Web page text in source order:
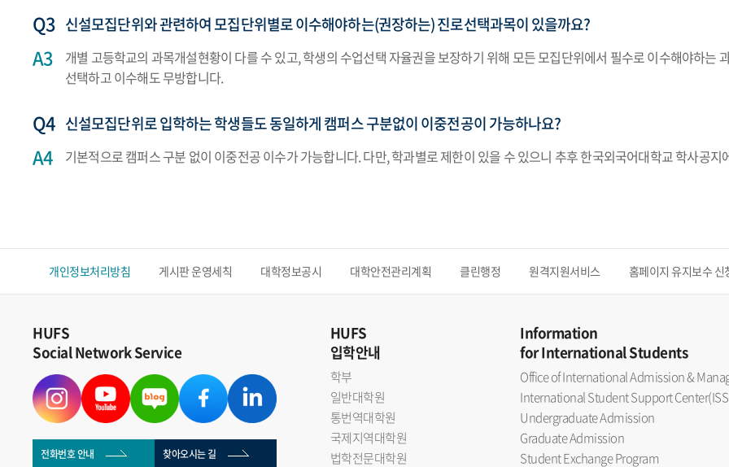
신설모집단위와 관련하여 모집단위별로 이수해야하는(권장하는) 진로선택과목이 있을까요?
개별 고등학교의 과목개설현황이 다를 수 있고, 학생의 수업선택 자율권을 보장하기 위해 모든 모집단위에서 필수로 이수해야하는
선택하고 이수해도 무방합니다.
신설모집단위로 입학하는 학생들도 동일하게 캠퍼스 구분없이 이중전공이 가능하나요?
기본적으로 캠퍼스 구분 없이 이중전공 이수가 가능합니다. 다만, 학과별로 제한이 있을 수 있으니 추후 한국외국어대학교 학사공
개인정보처리방침 게시판 운영세칙 대학정보공시 대학안전관리계획 클린행정 원격지원서비스 홈페이지 유지보수 신
HUFS
Social Network Service
전화번호 안내 찾아오시는 길
HUFS
입학안내
학부
일반대학원
통번역대학원
국제지역대학원
법학전문대학원
Information
for International Students
Office of International Admission &
International Student Support
Undergraduate Admission
Graduate Admission
Student Exchange Program